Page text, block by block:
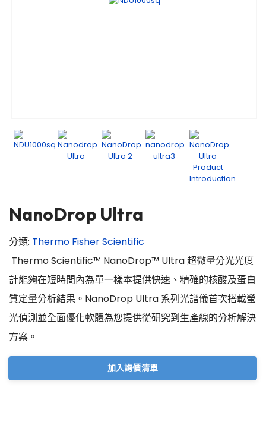
NanoDrop Ultra
分類: Thermo Fisher Scientific
Thermo Scientific™ NanoDrop™ Ultra 超微量分光光度
計能夠在短時間內為單一樣本提供快速、精確的核酸及蛋白
質定量分析結果。NanoDrop Ultra 系列光譜儀首次搭載螢
光偵測並全面優化軟體為您提供從研究到生產線的分析解決
方案。
加入詢價清單